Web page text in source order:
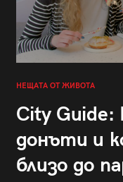
НЕЩАТА ОТ ЖИВОТА
City
донъти и
близо до